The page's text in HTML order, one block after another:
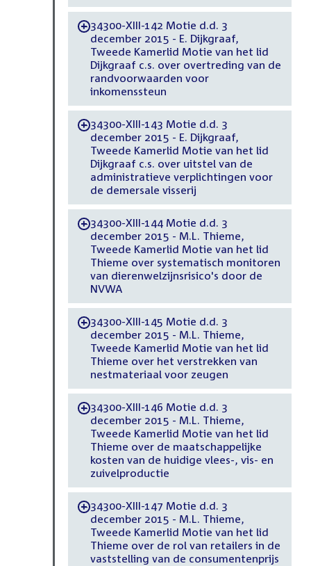
-34300-XIII-142 Motie d.d. 3
december 2015 - E. Dijkgraaf,
Tweede Kamerlid Motie van het lid
Dijkgraaf c.s. over overtreding van de
randvoorwaarden voor
inkomenssteun
-34300-XIII-143 Motie d.d. 3
december 2015 - E. Dijkgraaf,
Tweede Kamerlid Motie van het lid
Dijkgraaf c.s. over uitstel van de
administratieve verplichtingen voor
de demersale visserij
-34300-XIII-144 Motie d.d. 3
december 2015 - M.L. Thieme,
Tweede Kamerlid Motie van het lid
Thieme over systematisch monitoren
van dierenwelzijnsrisico's door de
NVWA
-34300-XIII-145 Motie d.d. 3
december 2015 - M.L. Thieme,
Tweede Kamerlid Motie van het lid
Thieme over het verstrekken van
nestmateriaal voor zeugen
-34300-XIII-146 Motie d.d. 3
december 2015 - M.L. Thieme,
Tweede Kamerlid Motie van het lid
Thieme over de maatschappelijke
kosten van de huidige vlees-, vis- en
zuivelproductie
-34300-XIII-147 Motie d.d. 3
december 2015 - M.L. Thieme,
Tweede Kamerlid Motie van het lid
Thieme over de rol van retailers in de
vaststelling van de consumentenprijs